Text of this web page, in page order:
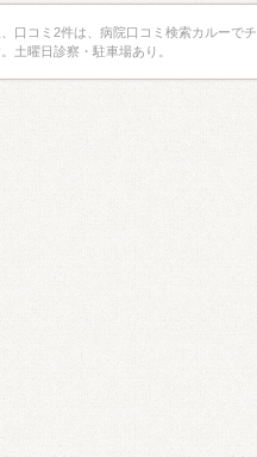
口コミ2件は、病院口コミ検索カルーで
土曜日診察・駐車場あり。